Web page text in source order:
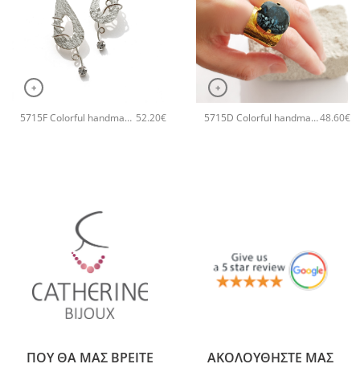
+
5715F Colorful handmade small χειροποίητα σκουλαρίκια Catherine bijoux Γκρι 52.20€
+
5715D Colorful handmade crystal χειροποίητο δαχτυλιδι Catherine bijoux Μαύρο48.60€
ΠΟΥ ΘΑ ΜΑΣ ΒΡΕΙΤΕ ΑΚΟΛΟΥΘΗΣΤΕ ΜΑΣ